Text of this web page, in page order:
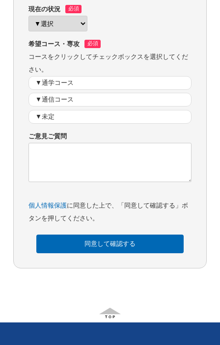
現在の状況
希望コース・専攻
コースをクリックしてチェックボックスを選択してくだ
さい。
▼通学コース
▼通信コース
▼未定
ご意見ご質問
個人情報保護に同意した上で、「同意して確認する」ボ
タンを押してください。